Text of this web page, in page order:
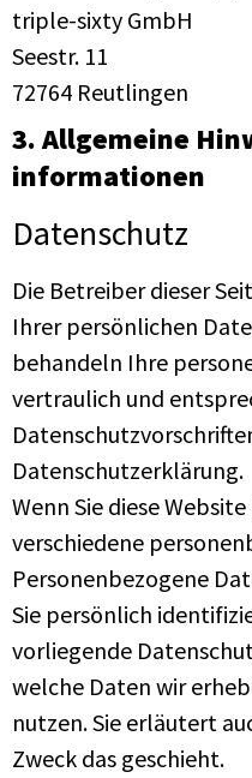
triple-sixty GmbH
Seestr. 11
72764 Reutlingen
3. Allgemeine
informationen
Datenschutz
Die Betreiber dieser
Ihrer persönlichen
behandeln Ihre
vertraulich und
Datenschutzerklärung.
Wenn Sie diese
verschiedene
Personenbezogene
Sie persönlich
vorliegende
welche Daten wir
nutzen. Sie erläutert
Zweck das geschieht.